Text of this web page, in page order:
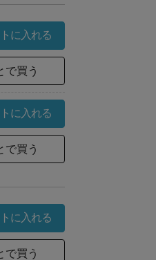
に入れる
で買う
に入れる
で買う
に入れる
で買う